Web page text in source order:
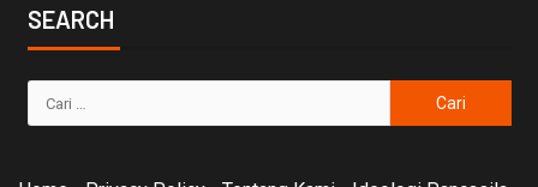
SEARCH